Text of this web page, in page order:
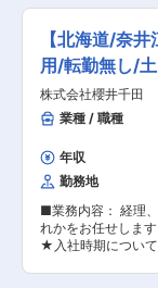
（2）『改善活動
指標を設けて積極
◇◆特徴（3）『そ
能：本社は空知郡
（滝川、深川、岩
れている方が多くいます。 ■採用
工グループの道内
的な経営を継続し
全な組織づくりの
変更の範囲：会社
業でもあるので腰
経験は浅くても頑
ので研修体制は充
い。資格取得の支
い雰囲気の会社で
いの会社規模。穏
換も活発なので自
や実務経験者はス
概要：公共土木工
雪、復旧工事など
す。【変更の範囲
な業務： ・施工写
のやり取り…現場
取りながら、施工
決断します。 ・工
流れをある程度理
【北海道/奈
用/転勤無し/
株式会社櫻井千田
業種 / 職種
年収
勤務地
■業務内容： 経理
れかをお任せしま
★入社時期につい